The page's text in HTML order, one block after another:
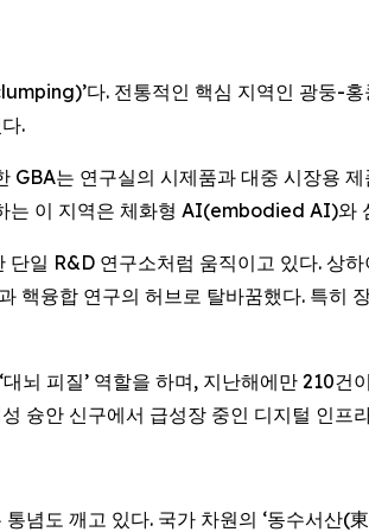
다. 전통적인 핵심 지역인 광둥
.
는 연구실의 시제품과 대중 시장용
이 지역은 체화형 AI(embodied AI)와
일 R&D 연구소처럼 움직이고 있다. 상
핵융합 연구의 허브로 탈바꿈했다. 특히
뇌 피질’ 역할을 하며, 지난해에만 210
슝안 신구에서 급성장 중인 디지털 인프
념도 깨고 있다. 국가 차원의 ‘동수서